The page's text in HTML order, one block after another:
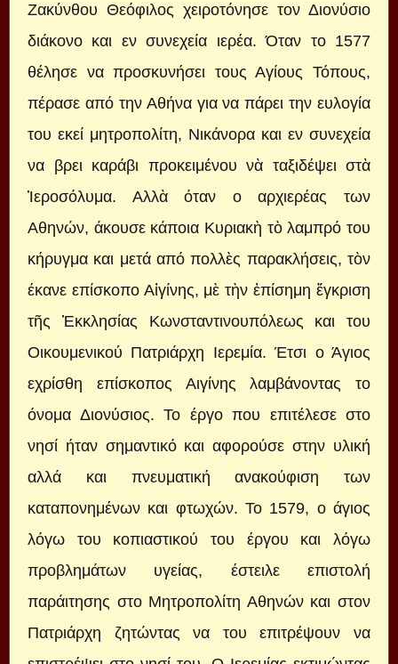
Ζακύνθου Θεόφιλος χειροτόνησε τον Διονύσιο
διάκονο και εν συνεχεία ιερέα. Όταν το 1577
θέλησε να προσκυνήσει τους Αγίους Τόπους,
πέρασε από την Αθήνα για να πάρει την ευλογία
του εκεί μητροπολίτη, Νικάνορα και εν συνεχεία
να βρει καράβι προκειμένου νὰ ταξιδέψει στὰ
Ἱεροσόλυμα. Αλλὰ όταν ο αρχιερέας των
Αθηνών, άκουσε κάποια Κυριακὴ τὸ λαμπρό του
κήρυγμα και μετά από πολλὲς παρακλήσεις, τὸν
έκανε επίσκοπο Αἰγίνης, μὲ τὴν ἐπίσημη ἔγκριση
τῆς Ἐκκλησίας Κωνσταντινουπόλεως και του
Οικουμενικού Πατριάρχη Ιερεμία. Έτσι ο Άγιος
εχρίσθη επίσκοπος Αιγίνης λαμβάνοντας το
όνομα Διονύσιος. Το έργο που επιτέλεσε στο
νησί ήταν σημαντικό και αφορούσε στην υλική
αλλά και πνευματική ανακούφιση των
καταπονημένων και φτωχών. Το 1579, ο άγιος
λόγω του κοπιαστικού του έργου και λόγω
προβλημάτων υγείας, έστειλε επιστολή
παράιτησης στο Μητροπολίτη Αθηνών και στον
Πατριάρχη ζητώντας να του επιτρέψουν να